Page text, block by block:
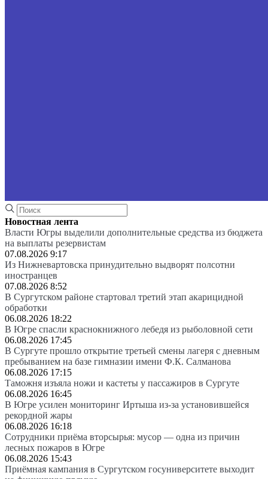
Новостная лента
Власти Югры выделили дополнительные средства из бюджета
на выплаты резервистам
07.08.2026 9:17
Из Нижневартовска принудительно выдворят полсотни
иностранцев
07.08.2026 8:52
В Сургутском районе стартовал третий этап акарицидной
обработки
06.08.2026 18:22
В Югре спасли краснокнижного лебедя из рыболовной сети
06.08.2026 17:45
В Сургуте прошло открытие третьей смены лагеря с дневным
пребыванием на базе гимназии имени Ф.К. Салманова
06.08.2026 17:15
Таможня изъяла ножи и кастеты у пассажиров в Сургуте
06.08.2026 16:45
В Югре усилен мониторинг Иртыша из-за установившейся
рекордной жары
06.08.2026 16:18
Сотрудники приёма вторсырья: мусор — одна из причин
лесных пожаров в Югре
06.08.2026 15:43
Приёмная кампания в Сургутском госуниверситете выходит